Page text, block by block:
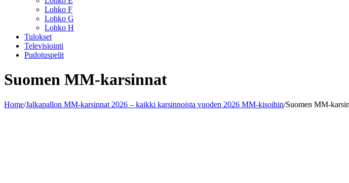
Lohko F
Lohko G
Lohko H
Tulokset
Televisiointi
Pudotuspelit
Suomen MM-karsinnat
Home/Jalkapallon MM-karsinnat 2026 – kaikki karsinnoista vuoden 2026 MM-kisoihin/Suomen MM-